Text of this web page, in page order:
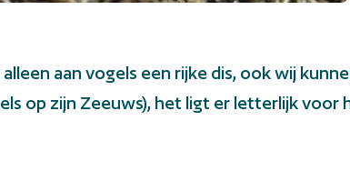
aan vogels een rijke dis, ook wij
op zijn Zeeuws), het ligt er letterlijk voor